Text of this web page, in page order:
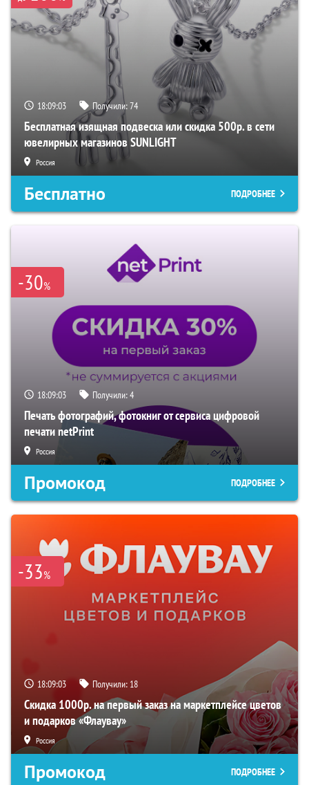
18:09:02 Получили:74
Бесплатная изящная подвеска или скидка 500р. в сети
ювелирных магазинов SUNLIGHT
Россия
Бесплатно ПОДРОБНЕЕ
-30%
18:09:02 Получили:4
Печать фотографий, фотокниг от сервиса цифровой
печати netPrint
Россия
Промокод ПОДРОБНЕЕ
-33%
18:09:02 Получили: 18
Скидка 1000р. на первый заказ на маркетплейсе цветов
и подарков «Флаувау»
Россия
Промокод ПОДРОБНЕЕ